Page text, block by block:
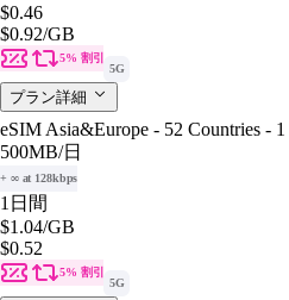
$0.46
$0.92/GB
5% 割引
5G
プラン詳細
eSIM Asia&Europe - 52 Countries -
500MB/日
+ ∞ at 128kbps
1日間
$1.04/GB
$0.52
5% 割引
5G